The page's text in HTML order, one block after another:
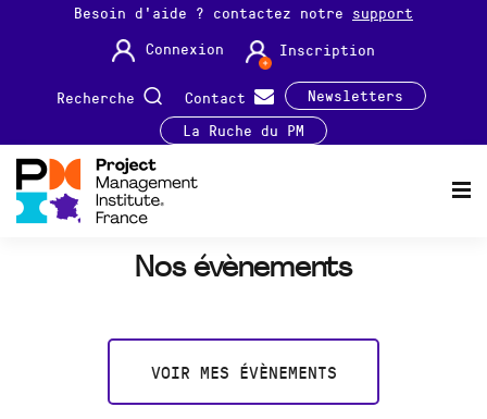
Besoin d'aide ? contactez notre support
Connexion
Inscription
Recherche Contact
Newsletters
La Ruche du PM
Nos évènements
VOIR MES ÉVÈNEMENTS